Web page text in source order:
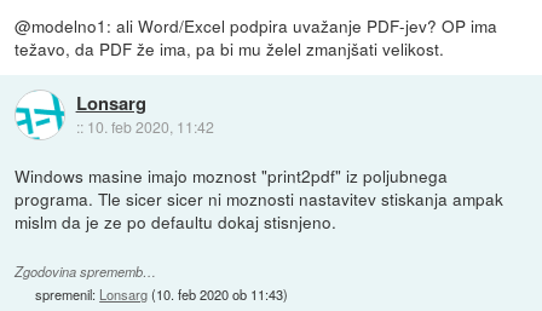
@modelno1: ali Word/Excel podpira uvažanje PDF-jev? OP ima
težavo, da PDF že ima, pa bi mu želel zmanjšati velikost.
Lonsarg
:: 10. feb 2020, 11:42
Windows masine imajo moznost "print2pdf" iz poljubnega
programa. Tle sicer sicer ni moznosti nastavitev stiskanja ampak
mislm da je ze po defaultu dokaj stisnjeno.
Zgodovina sprememb…
spremenil: Lonsarg(10. feb 2020 ob 11:43)